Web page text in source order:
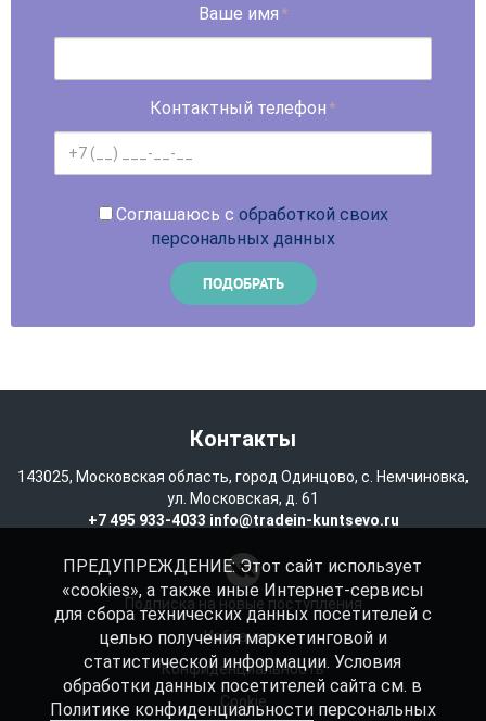
Ваше имя *
Контактный телефон *
Соглашаюсь с обработкой своих
персональных данных
Контакты
143025, Московская область, город Одинцово, с. Немчиновка,
ул. Московская, д. 61
+7 495 933-4033 info@tradein-kuntsevo.ru
Подписка на новые поступления
Избранное
Конфиденциальность
Cookie
ПРЕДУПРЕЖДЕНИЕ: Этот сайт использует
«cookies», а также иные Интернет-сервисы
для сбора технических данных посетителей с
целью получения маркетинговой и
статистической информации. Условия
обработки данных посетителей сайта см. в
Политике конфиденциальностиперсональных